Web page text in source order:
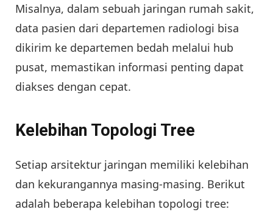
Misalnya, dalam sebuah jaringan rumah sakit,
data pasien dari departemen radiologi bisa
dikirim ke departemen bedah melalui hub
pusat, memastikan informasi penting dapat
diakses dengan cepat.
Kelebihan Topologi Tree
Setiap arsitektur jaringan memiliki kelebihan
dan kekurangannya masing-masing. Berikut
adalah beberapa kelebihan topologi tree: